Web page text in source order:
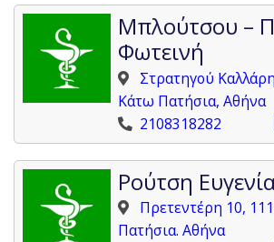
Μπλούτσου –
Φωτεινή
Στρατηγού
Κάτω Πατήσια, Αθήνα
2108318282
Ρούτση
Πρετεντέρη 10,
Πατήσια. Αθήνα